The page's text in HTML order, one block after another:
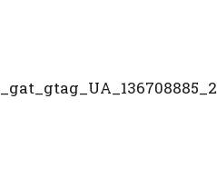
_gat_gtag_UA_136708885_2